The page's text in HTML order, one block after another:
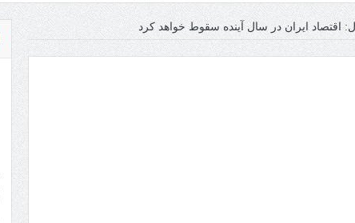
اقتصاد ایران در سال آینده سقوط خواهد کرد